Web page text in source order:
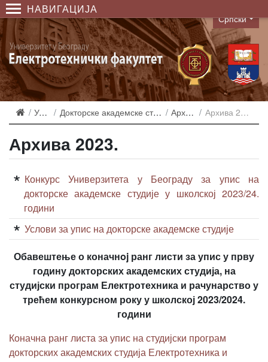
НАВИГАЦИЈА
Language
Српски
Упис Докторске академске студије Архива Архива 2023.
Архива 2023.
Конкурс Универзитета у Београду за упис на
докторске академске студије у школској 2023/24.
години
Услови за упис на докторске академске студије
Обавештење о коначнoj ранг листи за упис у прву
годину докторских академских студија, на
студијски програм Електротехника и рачунарство у
трећем конкурсном року у школској 2023/2024.
години
Коначна ранг листа за упис на студијски програм
докторских академских студија Електротехника и